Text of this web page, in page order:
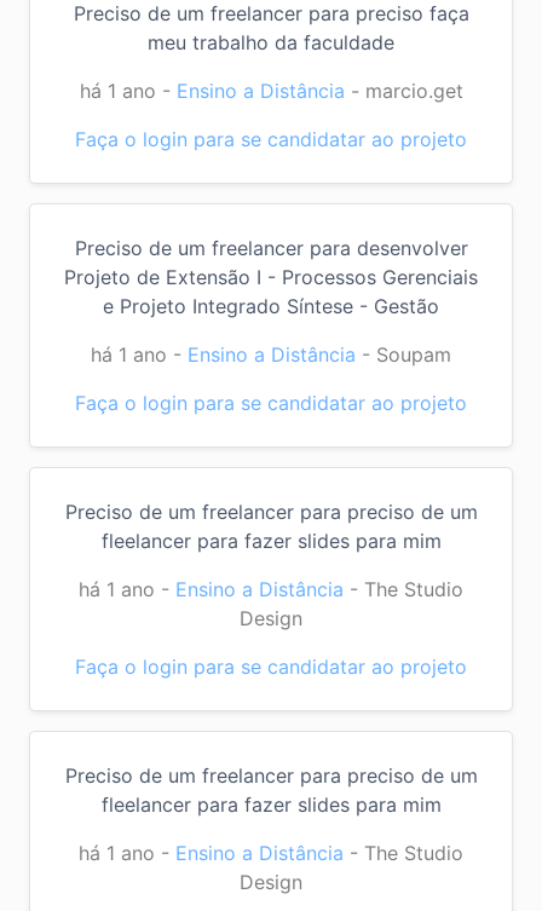
Preciso de um freelancer para preciso faça
meu trabalho da faculdade
há 1 ano - Ensino a Distância - marcio.get
Faça o login para se candidatar ao projeto
Preciso de um freelancer para desenvolver
Projeto de Extensão I - Processos Gerenciais
e Projeto Integrado Síntese - Gestão
há 1 ano - Ensino a Distância - Soupam
Faça o login para se candidatar ao projeto
Preciso de um freelancer para preciso de um
fleelancer para fazer slides para mim
há 1 ano - Ensino a Distância - The Studio
Design
Faça o login para se candidatar ao projeto
Preciso de um freelancer para preciso de um
fleelancer para fazer slides para mim
há 1 ano - Ensino a Distância - The Studio
Design